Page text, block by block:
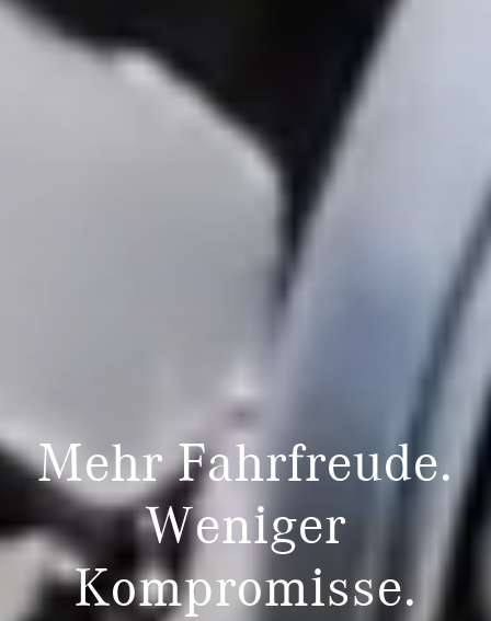
Mehr Fahrfreude.
Weniger
Kompromisse.